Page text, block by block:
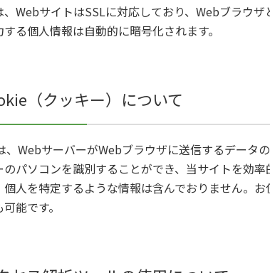
、WebサイトはSSLに対応しており、Webブラウ
る個人情報は自動的に暗号化されます。
（クッキー）について
WebサーバーがWebブラウザに送信するデータ
のパソコンを識別することができ、当サイトを効
個人を特定するような情報は含んでおりません。
能です。